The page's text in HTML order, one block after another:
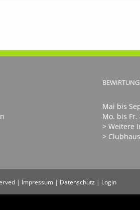
Mai bis
Mo. bis
> Weitere
>
| Impressum | Datenschutz | Login